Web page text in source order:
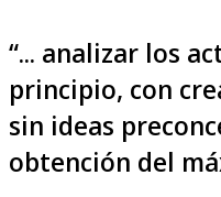
“... analizar los
principio, con
sin ideas
obtención del